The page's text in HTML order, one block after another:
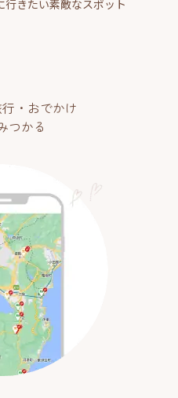
きたい素敵なスポット
・おでかけ
つかる